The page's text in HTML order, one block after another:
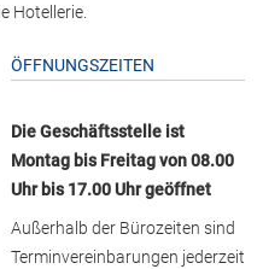
Hotellerie.
ÖFFNUNGSZEITEN
Die Geschäftsstelle ist
Montag bis Freitag von 08.00
Uhr bis 17.00 Uhr geöffnet
Außerhalb der Bürozeiten sind
Terminvereinbarungen jederzeit